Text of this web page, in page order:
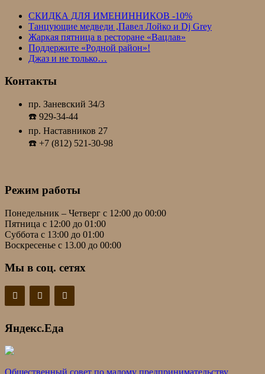
СКИДКА ДЛЯ ИМЕНИННИКОВ -10%
Танцующие медведи ,Павел Лойко и Dj Grey
Жаркая пятница в ресторане «Вацлав»
Поддержите «Родной район»!
Джаз и не только…
Контакты
пр. Заневский 34/3
☎️ 929-34-44
пр. Наставников 27
☎️ +7 (812) 521-30-98
Режим работы
Понедельник – Четверг с 12:00 до 00:00
Пятница с 12:00 до 01:00
Суббота с 13:00 до 01:00
Воскресенье с 13.00 до 00:00
Мы в соц. сетях
Яндекс.Еда